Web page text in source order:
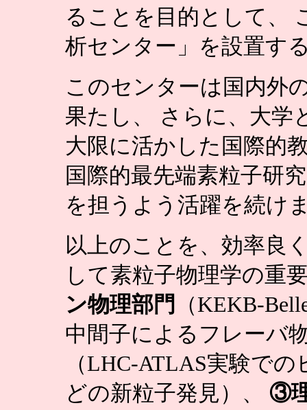
ることを目的として、
析センター」を設置す
このセンターは国内外
果たし、 さらに、大学
大限に活かした国際的
国際的最先端素粒子研
を担うよう活躍を続け
以上のことを、効率良
して素粒子物理学の重
ン物理部門
（KEKB-
中間子によるフレーバ
（LHC-ATLAS実験で
どの新粒子発見）、 ③